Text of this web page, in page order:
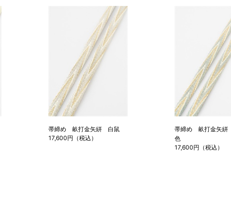
帯締め 畝打金矢絣 白鼠
17,600円（税込）
帯締め 畝打金矢
色
17,600円（税込）